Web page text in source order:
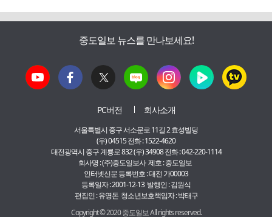
중도일보 뉴스를 만나보세요!
PC버전 회사소개
서울특별시 중구 서소문로 11길 2 효성빌딩
(우) 04515 전화 : 1522-4620
대전광역시 중구 계룡로 832 (우) 34908 전화 : 042-220-1114
회사명 : (주)중도일보사 제호 : 중도일보
인터넷신문 등록번호 : 대전 가00003
등록일자 : 2001-12-13 발행인 : 김원식
편집인 : 유영돈 청소년보호책임자 : 박태구
Copyright © 2020 중도일보 All rights reserved.